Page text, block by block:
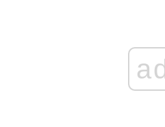
ad